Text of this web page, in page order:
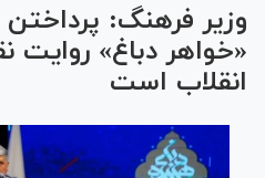
وزیر فرهنگ:
«خواهر دباغ» روایت
انقلاب است